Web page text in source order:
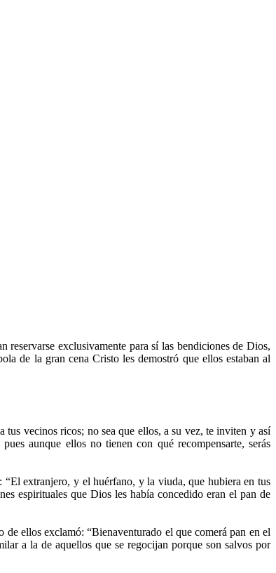
exclusivamente para sí las bendiciones de Dios,
de la gran cena Cristo les demostró que ellos estaban al
vecinos ricos; no sea que ellos, a su vez, te inviten y así
aunque ellos no tienen con qué recompensarte, serás
“El extranjero, y el huérfano, y la viuda, que hubiera en tus
espirituales que Dios les había concedido eran el pan de
ellos exclamó: “Bienaventurado el que comerá pan en el
a la de aquellos que se regocijan porque son salvos por